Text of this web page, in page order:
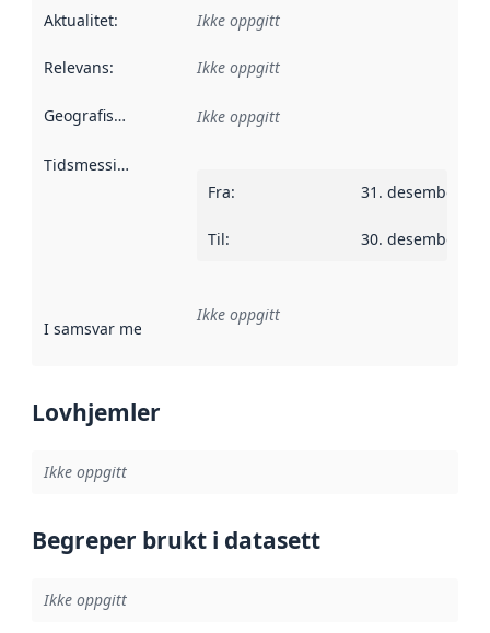
Aktualitet: Ikke oppgitt
Relevans: Ikke oppgitt
Geografisk avgrensning :
Ikke oppgitt
Tidsmessig avgrensning
Fra: 31. desember
Til: 30. desember
I samsvar med Referanse til en implementasjonsregel
Ikke oppgitt
Lovhjemler
Ikke oppgitt
Begreper brukt i datasett
Ikke oppgitt